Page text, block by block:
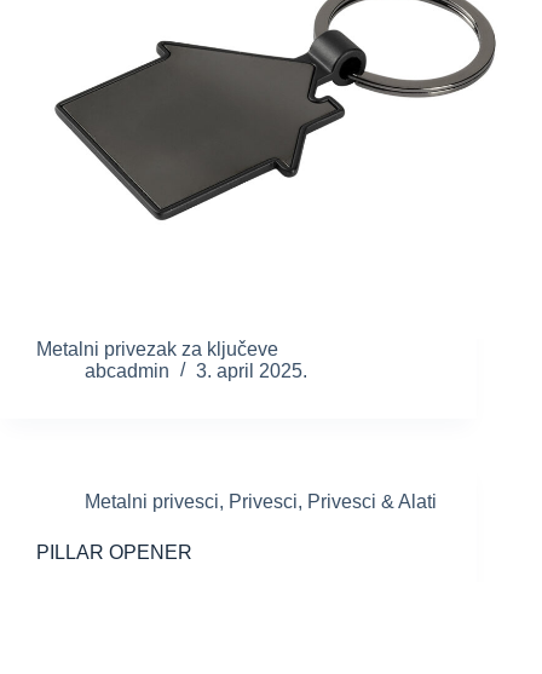
Metalni privezak za ključeve
abcadmin
3. april 2025.
Metalni privesci, Privesci, Privesci & Alati
PILLAR OPENER